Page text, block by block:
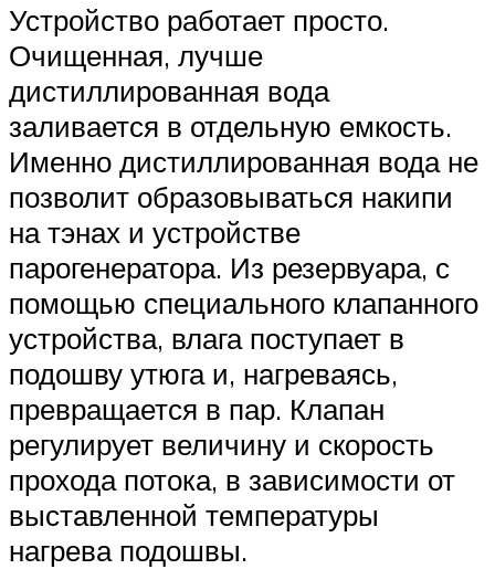
Устройство работает просто.
Очищенная, лучше
дистиллированная вода
заливается в отдельную емкость.
Именно дистиллированная вода не
позволит образовываться накипи
на тэнах и устройстве
парогенератора. Из резервуара, с
помощью специального клапанного
устройства, влага поступает в
подошву утюга и, нагреваясь,
превращается в пар. Клапан
регулирует величину и скорость
прохода потока, в зависимости от
выставленной температуры
нагрева подошвы.